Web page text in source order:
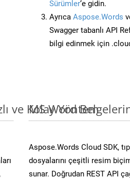
Sürümler‘e gidin.
Ayrıca Aspose.Words
Swagger tabanlı API
bilgi edinmek için
ve Kolay Yöntem
MS Word
Aspose.Words Cloud SDK,
dosyalarını çeşitli resim
sunar. Doğrudan REST API